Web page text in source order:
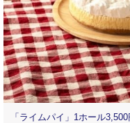
「ライムパイ」1ホール